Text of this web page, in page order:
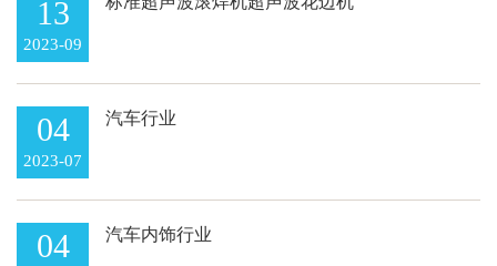
13
2023-09
04
2023-07
汽车行业
04 汽车内饰行业